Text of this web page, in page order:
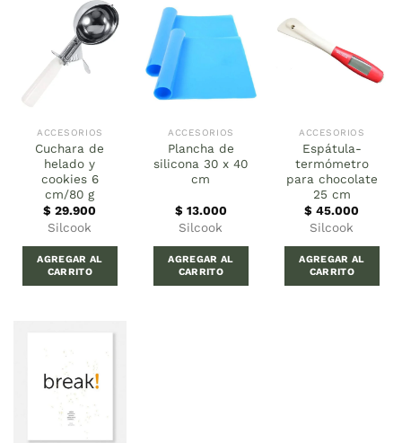
ACCESORIOS
Cuchara de
helado y
cookies 6
cm/80 g
$ 29.900
Silcook
AGREGAR AL
CARRITO
ACCESORIOS
Plancha de
silicona 30 x 40
cm
$ 13.000
Silcook
AGREGAR AL
CARRITO
ACCESORIOS
Espátula-
termómetro
para chocolate
25 cm
$ 45.000
Silcook
AGREGAR AL
CARRITO